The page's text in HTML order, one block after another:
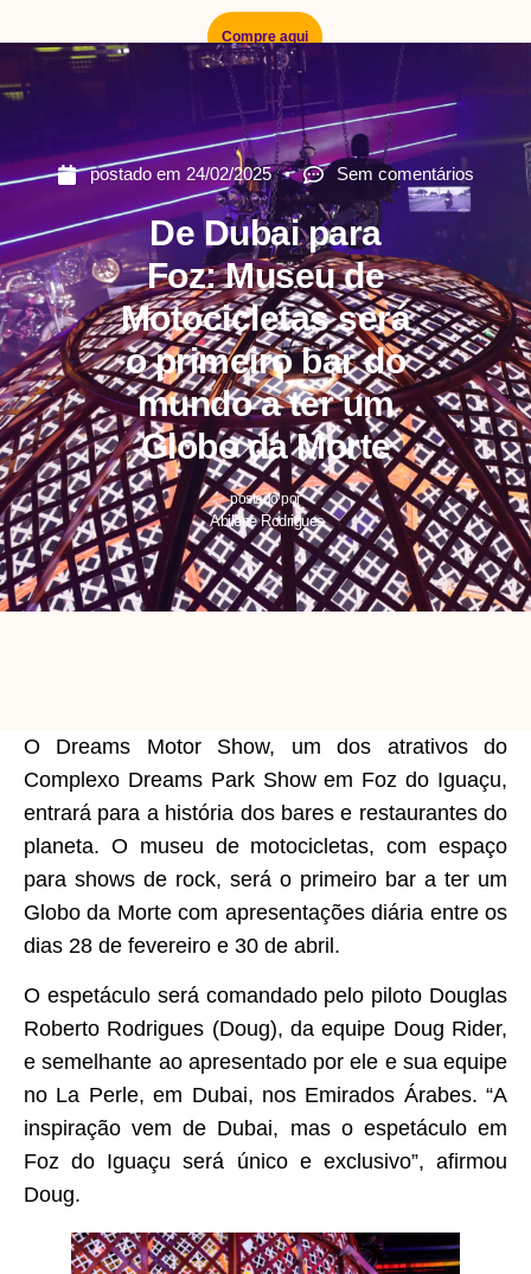
Compre aqui
postado em 24/02/2025 Sem comentários
De Dubai para
Foz: Museu de
Motocicletas será
o primeiro bar do
mundo a ter um
Globo da Morte
postado por
Abilene Rodrigues
O Dreams Motor Show, um dos atrativos do
Complexo Dreams Park Show em Foz do Iguaçu,
entrará para a história dos bares e restaurantes do
planeta. O museu de motocicletas, com espaço
para shows de rock, será o primeiro bar a ter um
Globo da Morte com apresentações diária entre os
dias 28 de fevereiro e 30 de abril.
O espetáculo será comandado pelo piloto Douglas
Roberto Rodrigues (Doug), da equipe Doug Rider,
e semelhante ao apresentado por ele e sua equipe
no La Perle, em Dubai, nos Emirados Árabes. “A
inspiração vem de Dubai, mas o espetáculo em
Foz do Iguaçu será único e exclusivo”, afirmou
Doug.